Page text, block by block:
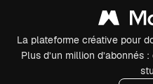
La plateforme créative pour
Plus d’un million d’abonnés